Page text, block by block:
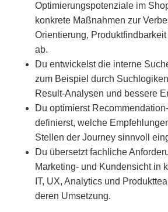
Optimierungspotenziale im
konkrete Maßnahmen zur
Orientierung,
ab.
Du entwickelst die interne
zum Beispiel durch
Result-Analysen und bessere
Du optimierst
definierst, welche
Stellen der Journey sinnvoll
Du übersetzt fachliche
Marketing- und Kundensicht in
IT, UX, Analytics und
deren Umsetzung.